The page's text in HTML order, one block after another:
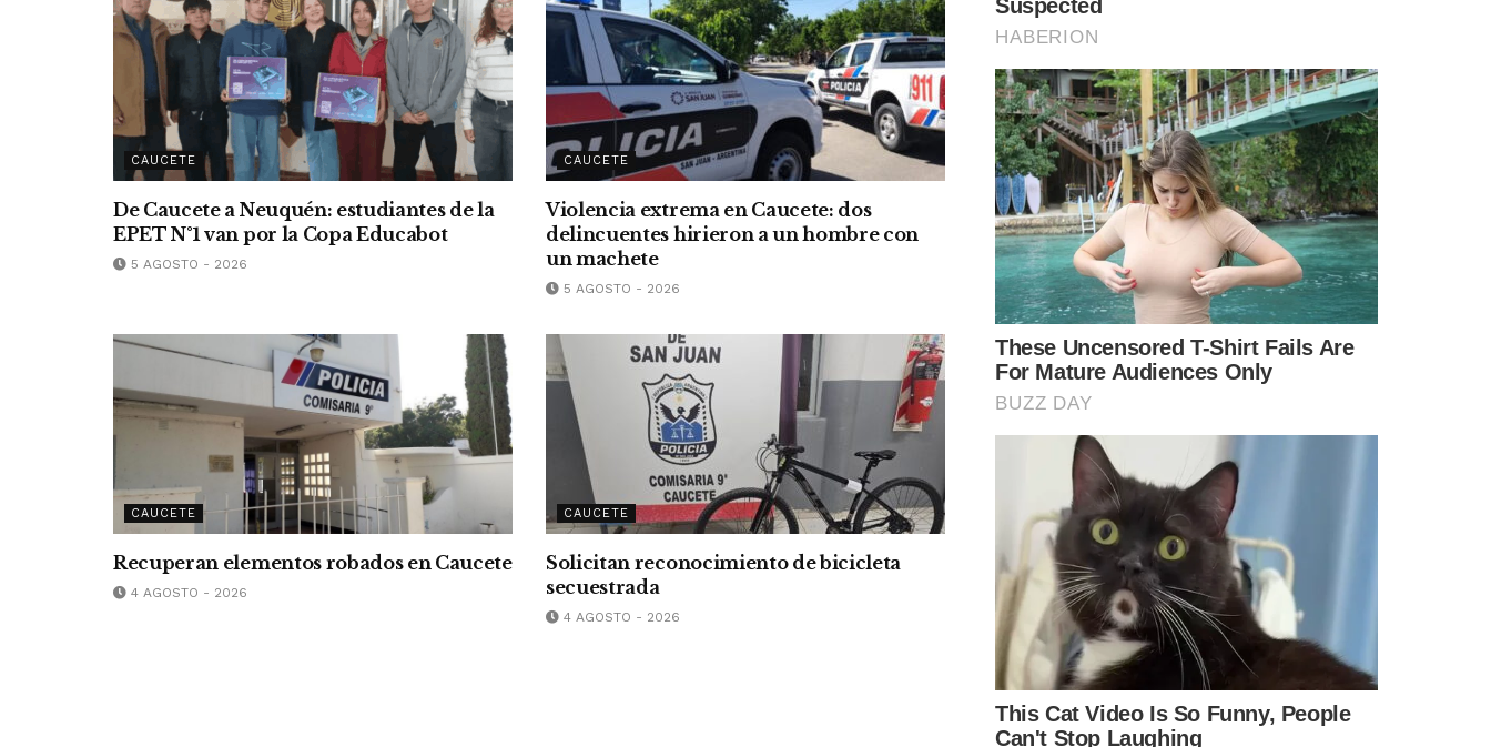
CAUCETE
De Caucete a Neuquén: estudiantes de la
EPET N°1 van por la Copa Educabot
5 AGOSTO - 2026
CAUCETE
Violencia extrema en Caucete: dos
delincuentes hirieron a un hombre con
un machete
5 AGOSTO - 2026
CAUCETE
Recuperan elementos robados en Caucete
4 AGOSTO - 2026
CAUCETE
Solicitan reconocimiento de bicicleta
secuestrada
4 AGOSTO - 2026